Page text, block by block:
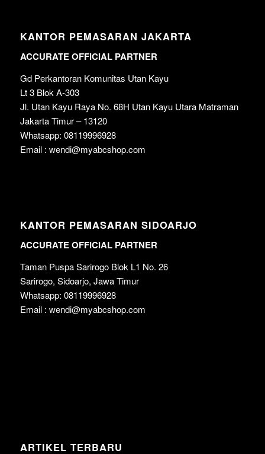
KANTOR PEMASARAN JAKARTA
ACCURATE OFFICIAL PARTNER
Gd Perkantoran Komunitas Utan Kayu
Lt 3 Blok A-303
Jl. Utan Kayu Raya No. 68H Utan Kayu Utara Matraman
Jakarta Timur – 13120
Whatsapp: 08119996928
Email : wendi@myabcshop.com
KANTOR PEMASARAN SIDOARJO
ACCURATE OFFICIAL PARTNER
Taman Puspa Sarirogo Blok L1 No. 26
Sarirogo, Sidoarjo, Jawa Timur
Whatsapp: 08119996928
Email : wendi@myabcshop.com
ARTIKEL TERBARU